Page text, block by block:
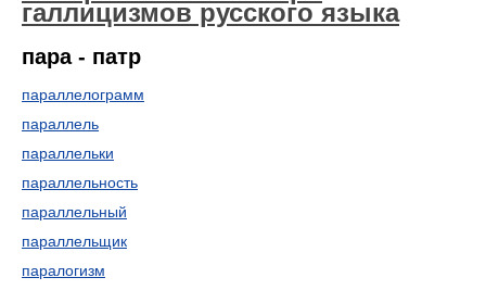
галлицизмов русского языка
пара - патр
параллелограмм
параллель
параллельки
параллельность
параллельный
параллельщик
паралогизм